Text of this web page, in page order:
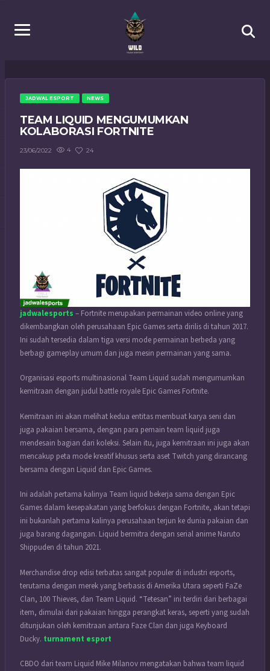
JADWAL ESPORT NEWS
TEAM LIQUID MENGUMUMKAN
KOLABORASI FORTNITE
23/06/2022 4 24
jadwalesports – Fortnite merupakan permainan video online yang
dikembangkan oleh perusahaan Epic Games serta dirilis di tahun 2017.
Ini sudah tersedia dalam tiga versi mode permainan berbeda yang
berbagi gameplay umum dan juga mesin permainan yang sama.
Organisasi esports multinasional Team Liquid sudah mengumumkan
kemitraan dengan judul battle royale Epic Games Fortnite.
Kemitraan ini akan melihat kedua entitas membuat karya seni dan
juga pakaian bersama, dengan para pemain team liquid juga
mendesain bagian dari koleksi. Selain itu, juga kemitraan ini juga akan
mencakup peta mode kreatif khusus serta aset Twitch yang dirancang
bersama dengan Liquid dan Epic Games.
Ini adalah pertama kalinya Team liquid bekerja sama dengan Epic
Games dalam kesepakatan yang berfokus dengan Fortnite, akan tetapi
ini bukanlah pertama kalinya perusahaan terjun ke dunia pakaian dan
juga barang dagangan. Liquid bermitra dengan serial anime Naruto
Shippuden di tahun 2021.
Merchandise drop edisi terbatas sangat populer di industri esports,
terutama dengan merek yang berbasis di Amerika Utara seperti FaZe
Clan, 100 Thieves, dan Team Liquid. “Tetesan” ini terdiri dari berbagai
item, dimulai dari pakaian hingga perangkat keras, seperti yang sudah
ditunjukan oleh kemitraan antara Faze Clan dan juga Keyboard
Ducky. turnament esport
CBDO dari team Liquid Mike Milanov mengatakan bahwa team liquid